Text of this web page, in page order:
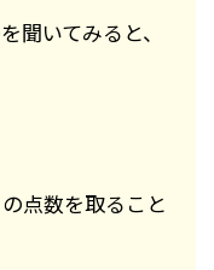
聞いてみると、
点数を取ること